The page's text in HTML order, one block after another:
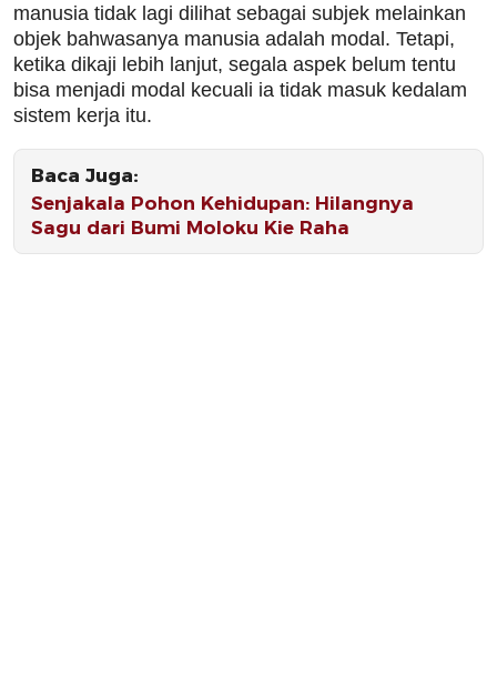
manusia tidak lagi dilihat sebagai subjek melainkan
objek bahwasanya manusia adalah modal. Tetapi,
ketika dikaji lebih lanjut, segala aspek belum tentu
bisa menjadi modal kecuali ia tidak masuk kedalam
sistem kerja itu.
Baca Juga:
Senjakala Pohon Kehidupan: Hilangnya
Sagu dari Bumi Moloku Kie Raha